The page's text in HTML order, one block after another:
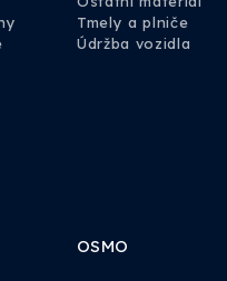
Tmely a plniče
Údržba vozidla
OSMO